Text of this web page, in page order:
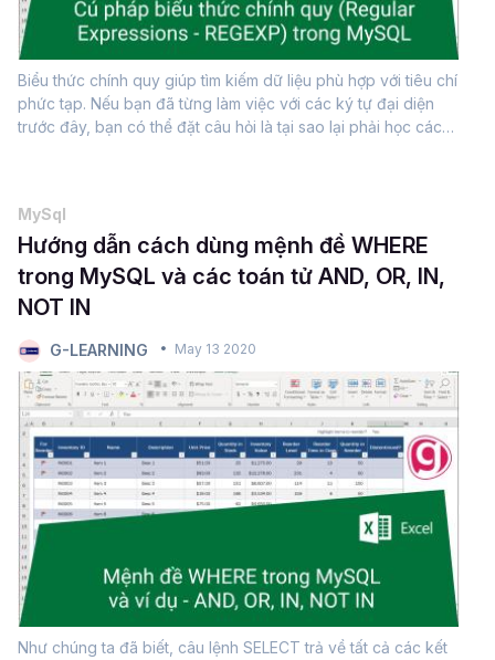
Biểu thức chính quy giúp tìm kiếm dữ liệu phù hợp với tiêu chí
phức tạp. Nếu bạn đã từng làm việc với các ký tự đại diện
trước đây, bạn có thể đặt câu hỏi là tại sao lại phải học các
MySql
Hướng dẫn cách dùng mệnh đề WHERE
trong MySQL và các toán tử AND, OR, IN,
NOT IN
G-LEARNING May 13 2020
Như chúng ta đã biết, câu lệnh SELECT trả về tất cả các kết